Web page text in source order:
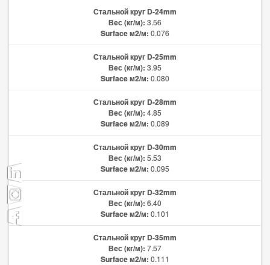
Стальной круг D-24mm
Вес (кг/м): 3.56
Surface м2/м: 0.076
Стальной круг D-25mm
Вес (кг/м): 3.95
Surface м2/м: 0.080
Стальной круг D-28mm
Вес (кг/м): 4.85
Surface м2/м: 0.089
Стальной круг D-30mm
Вес (кг/м): 5.53
Surface м2/м: 0.095
Стальной круг D-32mm
Вес (кг/м): 6.40
Surface м2/м: 0.101
Стальной круг D-35mm
Вес (кг/м): 7.57
Surface м2/м: 0.111